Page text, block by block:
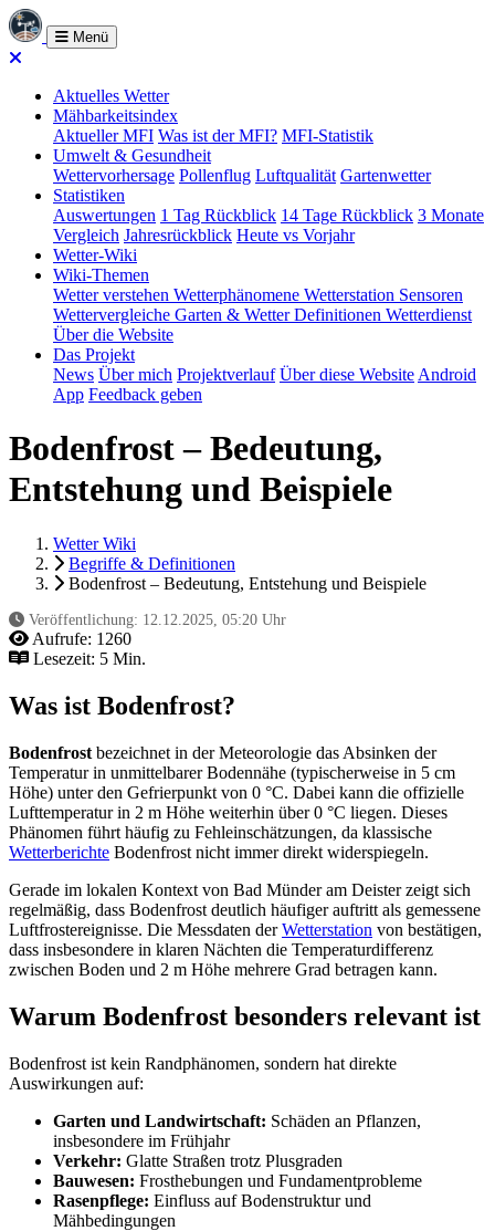
Menü
Aktuelles Wetter
Mähbarkeitsindex
Aktueller MFI Was ist der MFI? MFI-Statistik
Umwelt & Gesundheit
Wettervorhersage Pollenflug Luftqualität Gartenwetter
Statistiken
Auswertungen 1 Tag Rückblick 14 Tage Rückblick 3 Monate
Vergleich Jahresrückblick Heute vs Vorjahr
Wetter-Wiki
Wiki-Themen
Wetter verstehen Wetterphänomene Wetterstation Sensoren
Wettervergleiche Garten & Wetter Definitionen Wetterdienst
Über die Website
Das Projekt
News Über mich Projektverlauf Über diese Website Android
App Feedback geben
Bodenfrost – Bedeutung,
Entstehung und Beispiele
Wetter Wiki
Begriffe & Definitionen
Bodenfrost – Bedeutung, Entstehung und Beispiele
Veröffentlichung: 12.12.2025, 05:20 Uhr
Aufrufe: 1260
Lesezeit: 5 Min.
Was ist Bodenfrost?
Bodenfrost bezeichnet in der Meteorologie das Absinken der
Temperatur in unmittelbarer Bodennähe (typischerweise in 5 cm
Höhe) unter den Gefrierpunkt von 0 °C. Dabei kann die offizielle
Lufttemperatur in 2 m Höhe weiterhin über 0 °C liegen. Dieses
Phänomen führt häufig zu Fehleinschätzungen, da klassische
Wetterberichte Bodenfrost nicht immer direkt widerspiegeln.
Gerade im lokalen Kontext von Bad Münder am Deister zeigt sich
regelmäßig, dass Bodenfrost deutlich häufiger auftritt als gemessene
Luftfrostereignisse. Die Messdaten derWetterstation von bestätigen,
dass insbesondere in klaren Nächten die Temperaturdifferenz
zwischen Boden und 2 m Höhe mehrere Grad betragen kann.
Warum Bodenfrost besonders relevant ist
Bodenfrost ist kein Randphänomen, sondern hat direkte
Auswirkungen auf:
Garten und Landwirtschaft: Schäden an Pflanzen,
insbesondere im Frühjahr
Verkehr: Glatte Straßen trotz Plusgraden
Bauwesen: Frosthebungen und Fundamentprobleme
Rasenpflege: Einfluss auf Bodenstruktur und
Mähbedingungen